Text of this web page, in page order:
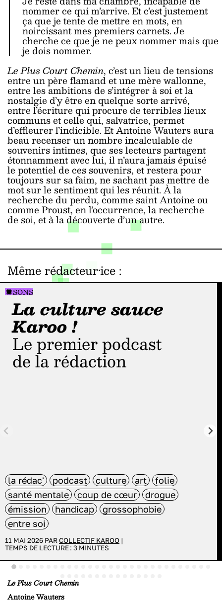
nommer ce qui m’arrive. Et c’est justement
ça que je tente de mettre en mots, en
noircissant mes premiers carnets. Je
cherche ce que je ne peux nommer mais que
je dois nommer.
Le Plus Court Chemin, c’est un lieu de tensions
entre un père flamand et une mère wallonne,
entre les ambitions de s’intégrer à soi et la
nostalgie d’y être en quelque sorte arrivé,
entre l’écriture qui procure de terribles lieux
communs et celle qui, salvatrice, permet
d’effleurer l’indicible. Et Antoine Wauters aura
beau recenser un nombre incalculable de
souvenirs intimes, que ses lecteurs partagent
étonnamment avec lui, il n’aura jamais épuisé
le potentiel de ces souvenirs, et restera pour
toujours sur sa faim, ne sachant pas mettre de
mot sur le sentiment qui les réunit. À la
recherche du perdu, comme saint Antoine ou
comme Proust, en l’occurrence, la recherche
de soi, et à la découverte d’un autre.
Même rédacteur·ice :
SONS
La culture sauce
Karoo !
Le premier podcast
de la rédaction
la rédac' podcast culture art
folie
santé mentale
coup de cœur
drogue
émission
handicap
grossophobie
entre soi
11 MAI 2026 PARCOLLECTIF KAROO |
TEMPS DE LECTURE : 3 MINUTES
Le Plus Court Chemin
Antoine Wauters